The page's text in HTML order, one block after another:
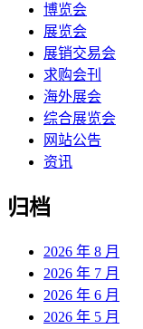
博览会
展览会
展销交易会
求购会刊
海外展会
综合展览会
网站公告
资讯
归档
2026 年 8 月
2026 年 7 月
2026 年 6 月
2026 年 5 月